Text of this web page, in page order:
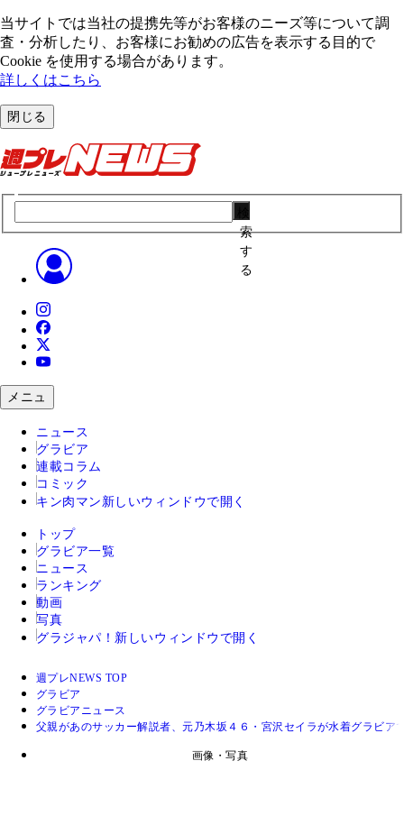
当サイトでは当社の提携先等がお客様のニーズ等について調
査・分析したり、お客様にお勧めの広告を表⽰する⽬的で
Cookie を使⽤する場合があります。
詳しくはこちら
閉じる
索
す
る
メニュ
ニュース
グラビア
連載コラム
コミック
キン肉マン 新しいウィンドウで開く
トップ
グラビア一覧
ニュース
ランキング
動画
写真
グラジャパ！ 新しいウィンドウで開く
週プレNEWS TOP
グラビア
グラビアニュース
父親があのサッカー解説者、元乃木坂４６・宮沢セイラが水着グラビ
画像・写真